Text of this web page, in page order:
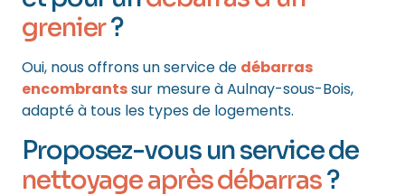
grenier?
Oui, nous offrons un service de débarras
encombrantssur mesure à Aulnay-sous-Bois,
adapté à tous les types de logements.
Proposez-vous un service de
nettoyage après débarras?